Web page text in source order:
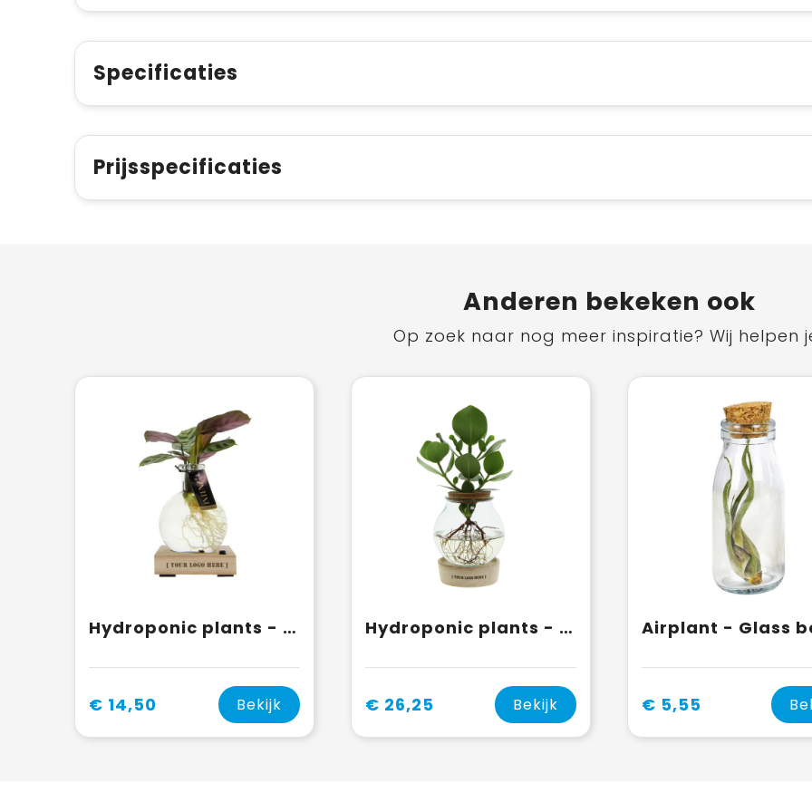
Specificaties
Prijsspecificaties
Anderen bekeken ook
Op zoek naar nog meer inspiratie? Wij helpen
Hydroponic plants - Light plant in giftbox
€ 14,50 Bekijk
Hydroponic plants - Glass with LED light in giftbox
€ 26,25 Bekijk € 5,55